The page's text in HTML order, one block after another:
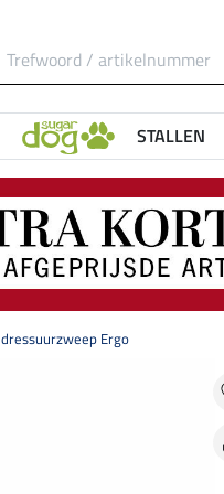
STALLEN
dressuurzweep Ergo